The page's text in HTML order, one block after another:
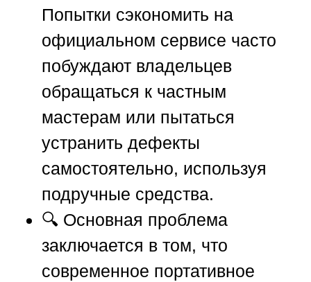
Попытки сэкономить на
официальном сервисе часто
побуждают владельцев
обращаться к частным
мастерам или пытаться
устранить дефекты
самостоятельно, используя
подручные средства.
🔍 Основная проблема
заключается в том, что
современное портативное